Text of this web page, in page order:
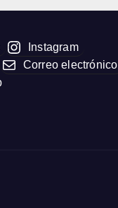
Instagram
Correo electrónico